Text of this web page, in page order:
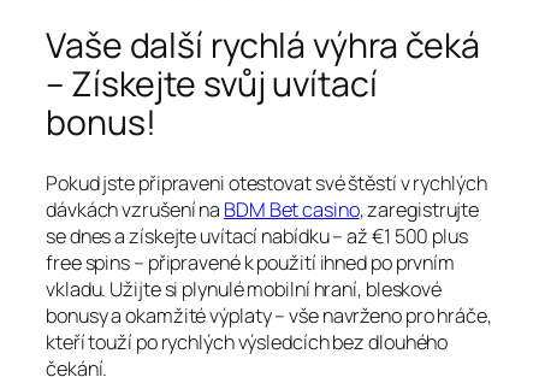
Vaše další rychlá výhra čeká
– Získejte svůj uvítací
bonus!
Pokud jste připraveni otestovat své štěstí v rychlých
dávkách vzrušení na BDM Bet casino, zaregistrujte
se dnes a získejte uvítací nabídku – až €1 500 plus
free spins – připravené k použití ihned po prvním
vkladu. Užijte si plynulé mobilní hraní, bleskové
bonusy a okamžité výplaty – vše navrženo pro hráče,
kteří touží po rychlých výsledcích bez dlouhého
čekání.